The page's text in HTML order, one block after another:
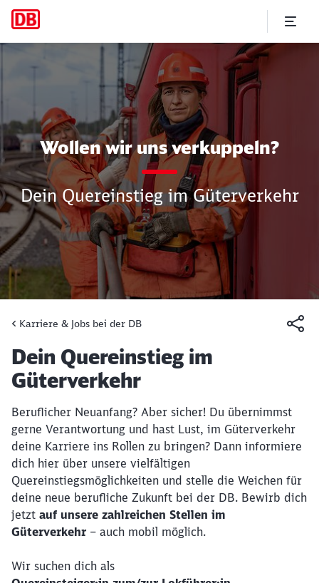
Dein Quereinstieg im
Wollen wir uns verkuppeln?
Dein Quereinstieg im Güterverkehr
Karriere & Jobs bei der DB
Artikel:
Dein Quereinstieg im
Güterverkehr
Beruflicher Neuanfang? Aber sicher! Du übernimmst
gerne Verantwortung und hast Lust, im Güterverkehr
deine Karriere ins Rollen zu bringen? Dann informiere
dich hier über unsere vielfältigen
Quereinstiegsmöglichkeiten und stelle die Weichen für
deine neue berufliche Zukunft bei der DB. Bewirb dich
jetzt auf unsere zahlreichen Stellen im
Güterverkehr – auch mobil möglich.
Wir suchen dich als